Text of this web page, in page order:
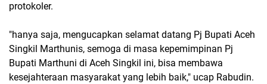
protokoler.
"hanya saja, mengucapkan selamat datang Pj Bupati Aceh
Singkil Marthunis, semoga di masa kepemimpinan Pj
Bupati Marthuni di Aceh Singkil ini, bisa membawa
kesejahteraan masyarakat yang lebih baik," ucap Rabudin.